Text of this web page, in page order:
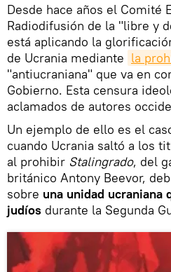
Desde hace años el Comité
Radiodifusión de la "libre y
está aplicando la
de Ucrania mediante la
"antiucraniana" que va en
Gobierno. Esta censura
aclamados de autores
Un ejemplo de ello es el
cuando Ucrania saltó a los
al prohibir Stalingrado, del
británico Antony Beevor,
sobre una unidad ucraniana
judíos durante la Segunda